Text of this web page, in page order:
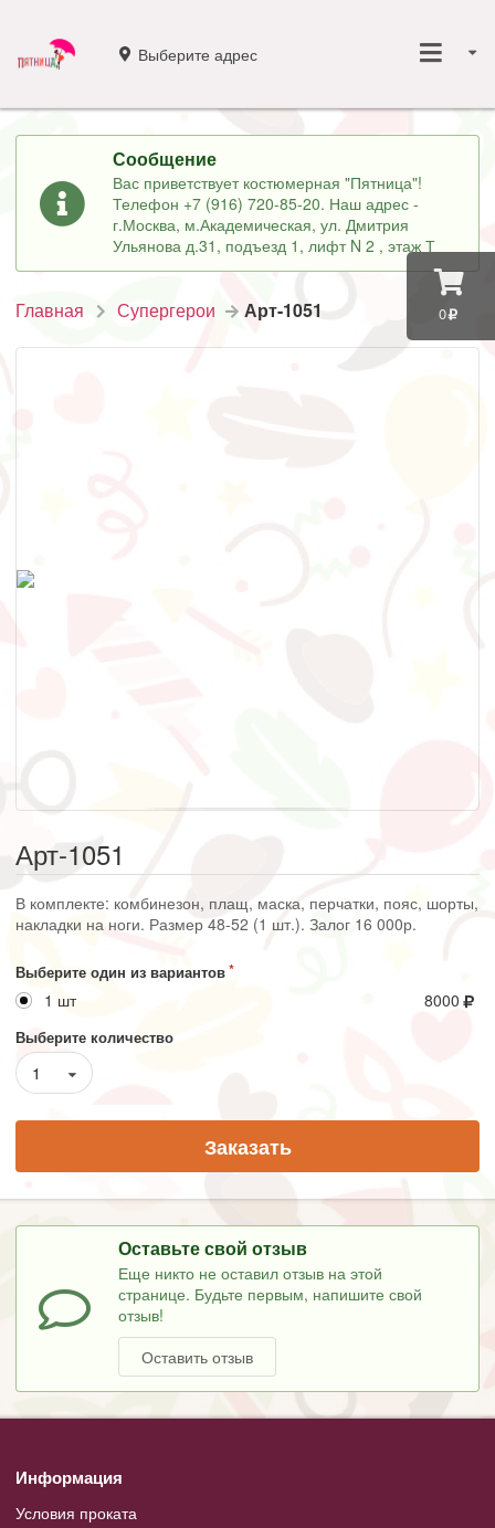
0
Выберите адрес
Сообщение
Вас приветствует костюмерная "Пятница"!
Телефон +7 (916) 720-85-20. Наш адрес -
г.Москва, м.Академическая, ул. Дмитрия
Ульянова д.31, подъезд 1, лифт N 2 , этаж Т
Главная Супергерои Арт-1051
Арт-1051
В комплекте: комбинезон, плащ, маска, перчатки, пояс, шорты,
накладки на ноги. Размер 48-52 (1 шт.). Залог 16 000р.
Выберите один из вариантов
1 шт 8000
Выберите количество
1
Заказать
Оставьте свой отзыв
Еще никто не оставил отзыв на этой
странице. Будьте первым, напишите свой
отзыв!
Оставить отзыв
Информация
Условия проката